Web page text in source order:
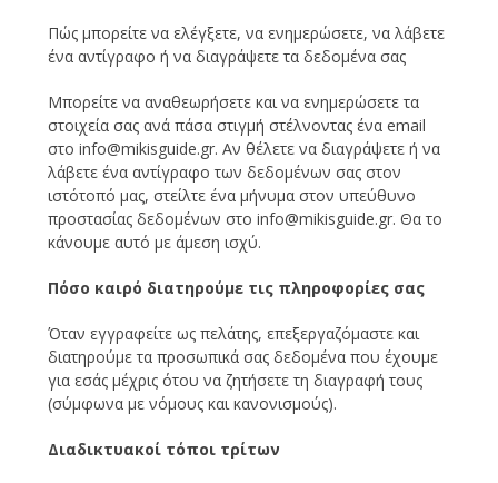
Πώς μπορείτε να ελέγξετε, να ενημερώσετε, να λάβετε
ένα αντίγραφο ή να διαγράψετε τα δεδομένα σας
Μπορείτε να αναθεωρήσετε και να ενημερώσετε τα
στοιχεία σας ανά πάσα στιγμή στέλνοντας ένα email
στο info@mikisguide.gr. Αν θέλετε να διαγράψετε ή να
λάβετε ένα αντίγραφο των δεδομένων σας στον
ιστότοπό μας, στείλτε ένα μήνυμα στον υπεύθυνο
προστασίας δεδομένων στο info@mikisguide.gr. Θα το
κάνουμε αυτό με άμεση ισχύ.
Πόσο καιρό διατηρούμε τις πληροφορίες σας
Όταν εγγραφείτε ως πελάτης, επεξεργαζόμαστε και
διατηρούμε τα προσωπικά σας δεδομένα που έχουμε
για εσάς μέχρις ότου να ζητήσετε τη διαγραφή τους
(σύμφωνα με νόμους και κανονισμούς).
Διαδικτυακοί τόποι τρίτων